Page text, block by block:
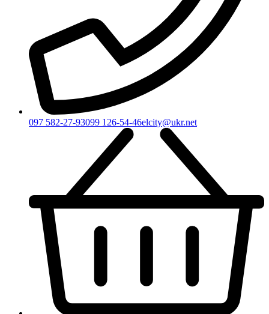
097 582-27-93099 126-54-46elcity@ukr.net